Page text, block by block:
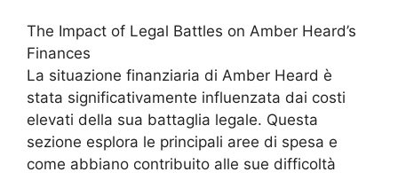
The Impact of Legal Battles on Amber Heard’s
Finances
La situazione finanziaria di Amber Heard è
stata significativamente influenzata dai costi
elevati della sua battaglia legale. Questa
sezione esplora le principali aree di spesa e
come abbiano contribuito alle sue difficoltà